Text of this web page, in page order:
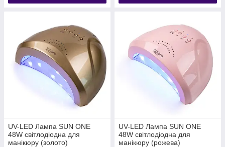
UV-LED Лампа SUN ONE
48W світлодіодна для
манікюру (золото)
UV-LED Лампа SUN ONE
48W світлодіодна для
манікюру (рожева)